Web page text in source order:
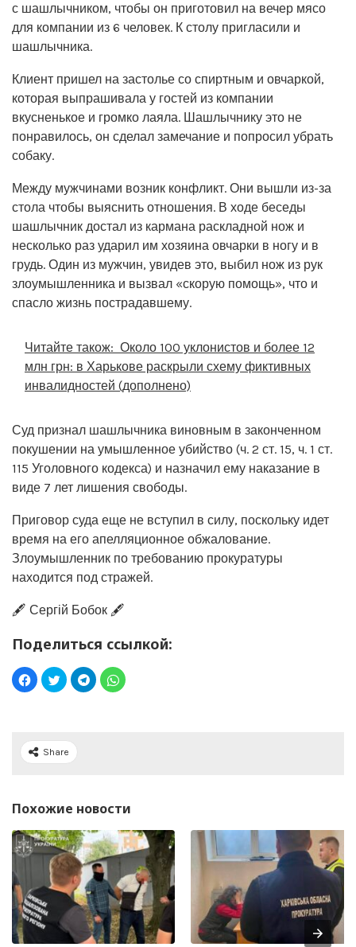
с шашлычником, чтобы он приготовил на вечер мясо
для компании из 6 человек. К столу пригласили и
шашлычника.
Клиент пришел на застолье со спиртным и овчаркой,
которая выпрашивала у гостей из компании
вкусненькое и громко лаяла. Шашлычнику это не
понравилось, он сделал замечание и попросил убрать
собаку.
Между мужчинами возник конфликт. Они вышли из-за
стола чтобы выяснить отношения. В ходе беседы
шашлычник достал из кармана раскладной нож и
несколько раз ударил им хозяина овчарки в ногу и в
грудь. Один из мужчин, увидев это, выбил нож из рук
злоумышленника и вызвал «скорую помощь», что и
спасло жизнь пострадавшему.
Читайте також: Около 100 уклонистов и более 12
млн грн: в Харькове раскрыли схему фиктивных
инвалидностей (дополнено)
Суд признал шашлычника виновным в законченном
покушении на умышленное убийство (ч. 2 ст. 15, ч. 1 ст.
115 Уголовного кодекса) и назначил ему наказание в
виде 7 лет лишения свободы.
Приговор суда еще не вступил в силу, поскольку идет
время на его апелляционное обжалование.
Злоумышленник по требованию прокуратуры
находится под стражей.
🖋️ Сергій Бобок 🖋️
Поделиться ссылкой:
Share
Похожие новости